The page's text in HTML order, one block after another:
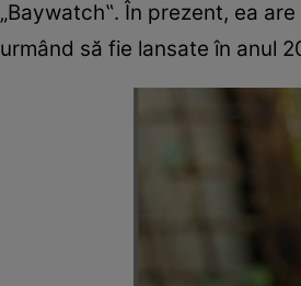
„Baywatch‟. În prezent, ea
urmând să fie lansate în anul